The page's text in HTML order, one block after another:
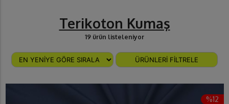
Terikoton Kumaş
19 ürün listeleniyor
ÜRÜNLERİ FİLTRELE
%12